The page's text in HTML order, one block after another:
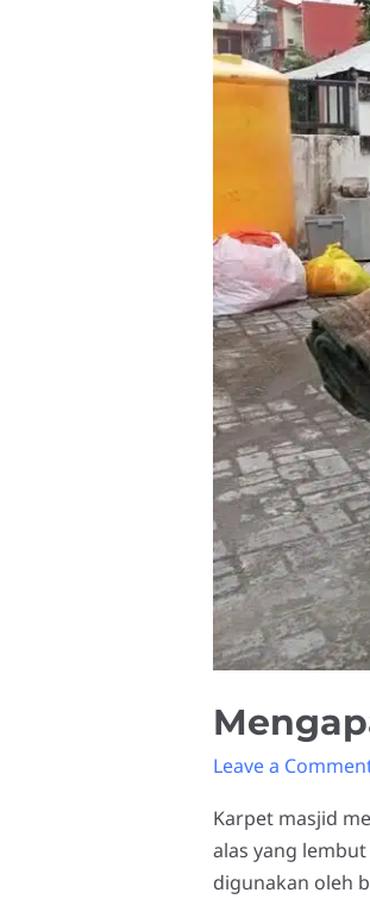
Leave a
Karpet masjid
alas yang
digunakan oleh